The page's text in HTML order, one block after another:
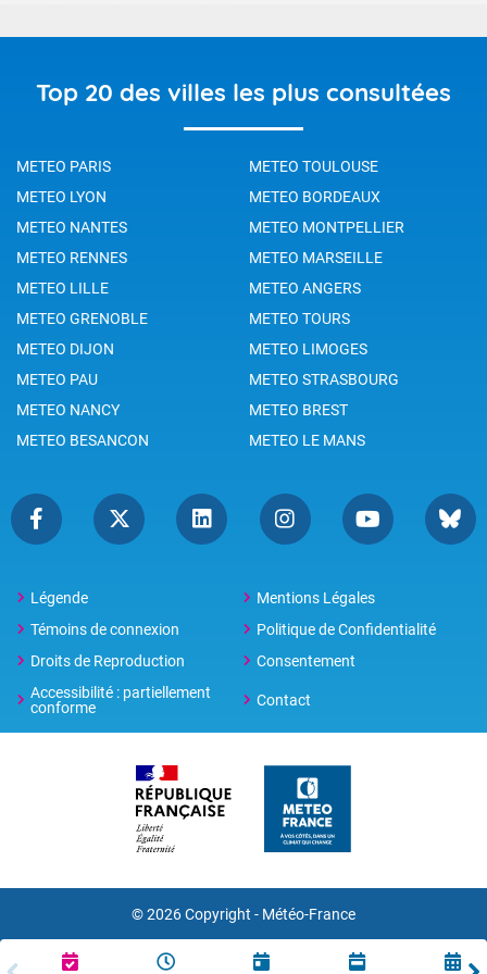
Top 20 des villes les plus consultées
METEO PARIS
METEO TOULOUSE
METEO LYON
METEO BORDEAUX
METEO NANTES
METEO MONTPELLIER
METEO RENNES
METEO MARSEILLE
METEO LILLE
METEO ANGERS
METEO GRENOBLE
METEO TOURS
METEO DIJON
METEO LIMOGES
METEO PAU
METEO STRASBOURG
METEO NANCY
METEO BREST
METEO BESANCON
METEO LE MANS
Légende
Mentions Légales
Témoins de connexion
Politique de Confidentialité
Droits de Reproduction
Consentement
Accessibilité : partiellement
conforme
Contact
© 2026 Copyright - Météo-France